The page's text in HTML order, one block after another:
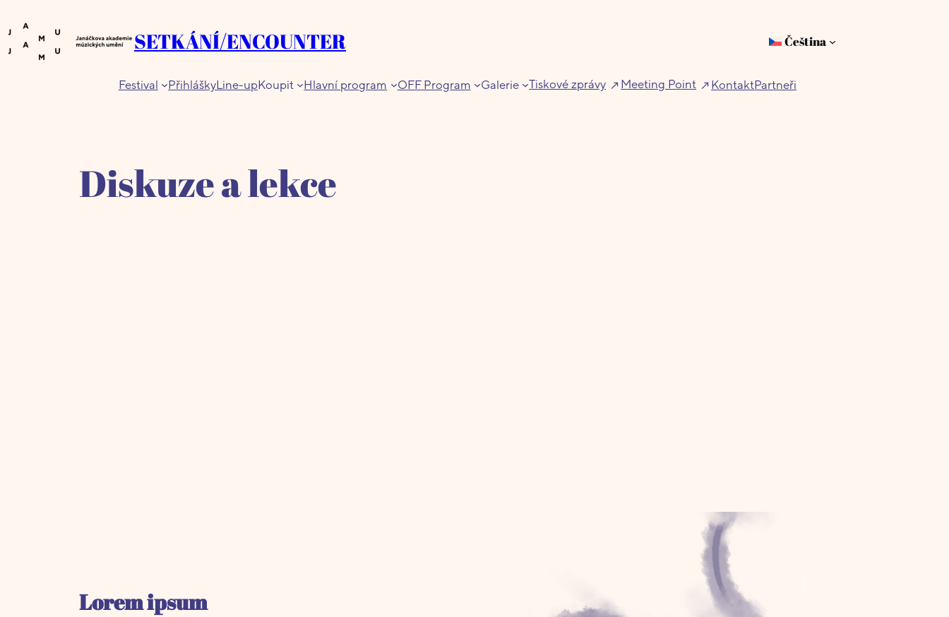
na
obsah
SETKÁNÍ/ENCOUNTER Čeština
Festival PřihláškyLine-upKoupit Hlavní program OFF Program Galerie Tiskové zprávy Meeting Point KontaktPartneři
Diskuze a lekce
Lorem ipsum